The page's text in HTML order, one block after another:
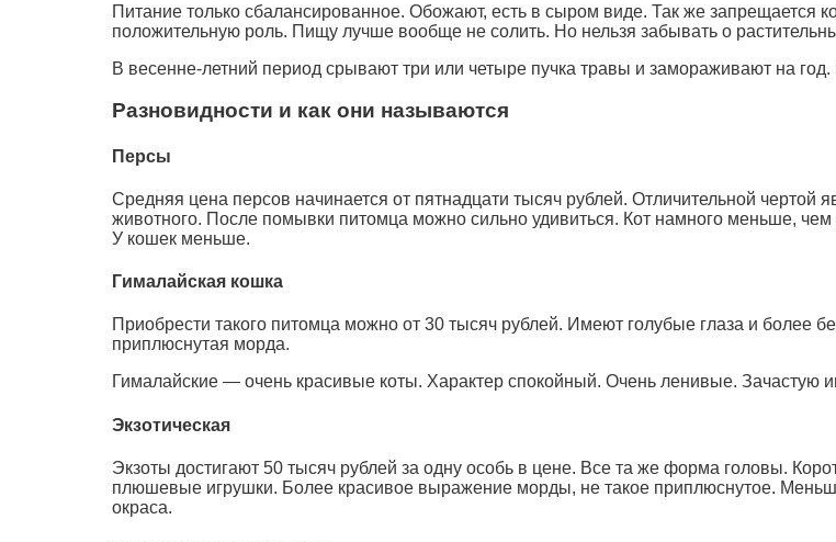
Питание только сбалансированное. Обожают, есть в сыром виде. Так же запрещается
положительную роль. Пищу лучше вообще не солить. Но нельзя забывать о
В весенне-летний период срывают три или четыре пучка травы и замораживают на
Разновидности и как они называются
Персы
Средняя цена персов начинается от пятнадцати тысяч рублей. Отличительной
животного. После помывки питомца можно сильно удивиться. Кот намного меньше,
У кошек меньше.
Гималайская кошка
Приобрести такого питомца можно от 30 тысяч рублей. Имеют голубые глаза и более
приплюснутая морда.
Гималайские — очень красивые коты. Характер спокойный. Очень ленивые. Зачастую
Экзотическая
Экзоты достигают 50 тысяч рублей за одну особь в цене. Все та же форма головы.
плюшевые игрушки. Более красивое выражение морды, не такое приплюснутое.
окраса.